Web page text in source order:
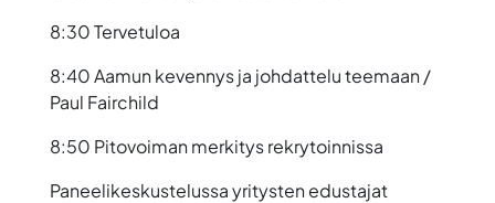
8:30 Tervetuloa
8:40 Aamun kevennys ja johdattelu teemaan /
Paul Fairchild
8:50 Pitovoiman merkitys rekrytoinnissa
Paneelikeskustelussa yritysten edustajat